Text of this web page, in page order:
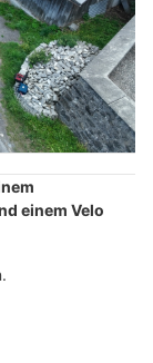
einem Velo